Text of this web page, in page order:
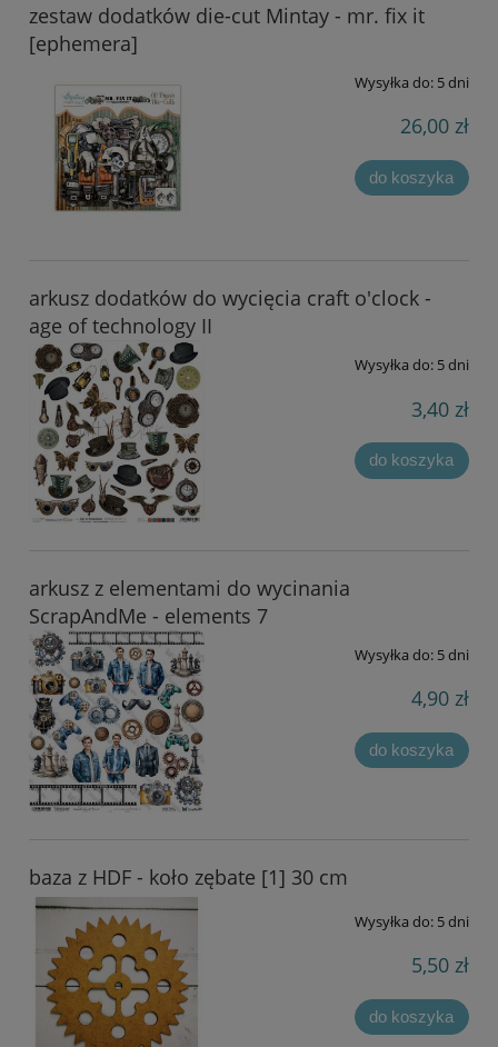
zestaw dodatków die-cut Mintay - mr. fix it
[ephemera]
Wysyłka do: 5 dni
26,00 zł
do koszyka
arkusz dodatków do wycięcia craft o'clock -
age of technology II
Wysyłka do: 5 dni
3,40 zł
do koszyka
arkusz z elementami do wycinania
ScrapAndMe - elements 7
Wysyłka do: 5 dni
4,90 zł
do koszyka
baza z HDF - koło zębate [1] 30 cm
Wysyłka do: 5 dni
5,50 zł
do koszyka